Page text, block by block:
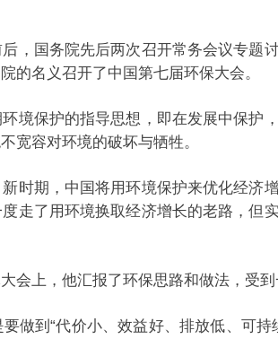
国务院先后两次召开常务会议专题
的名义召开了中国第七届环保大会。
保护的指导思想，即在发展中保护
宽容对环境的破坏与牺牲。
期，中国将用环境保护来优化经济
走了用环境换取经济增长的老路，
上，他汇报了环保思路和做法，受到
到“代价小、效益好、排放低、可持